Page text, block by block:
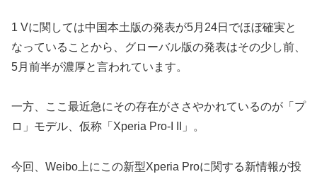
1 Vに関しては中国本土版の発表が5月24日でほぼ確実と
なっていることから、グローバル版の発表はその少し前、
5月前半が濃厚と言われています。
一方、ここ最近急にその存在がささやかれているのが「プ
ロ」モデル、仮称「Xperia Pro-I II」。
今回、Weibo上にこの新型Xperia Proに関する新情報が投